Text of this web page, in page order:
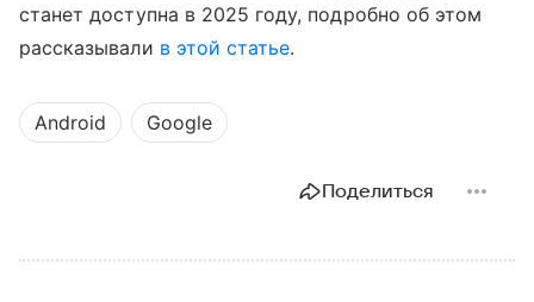
станет доступна в 2025 году, подробно об этом
рассказывали в этой статье.
Android Google
Поделиться